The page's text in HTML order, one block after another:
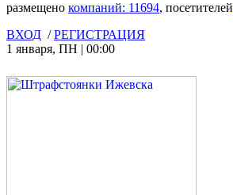
размещено компаний: 11694, посетителей
ВХОД /РЕГИСТРАЦИЯ
1 января, ПН | 00:00